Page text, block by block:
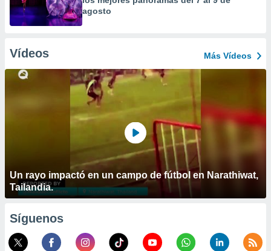
agosto
Vídeos Más Vídeos
Un rayo impactó en un campo de fútbol en Narathiwat,
Tailandia.
Síguenos